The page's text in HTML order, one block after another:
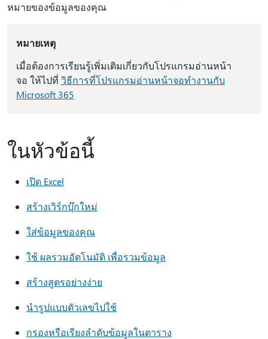
หมายของข้อมูลของคุณ
หมายเหตุ
เมื่อต้องการเรียนรู้เพิ่มเติมเกี่ยวกับโปรแกรมอ่านหน้า
จอ ให้ไปที่ วิธีการที่โปรแกรมอ่านหน้าจอทำงานกับ
Microsoft 365
ในหัวข้อนี้
เปิด Excel
สร้างเวิร์กบุ๊กใหม่
ใส่ข้อมูลของคุณ
ใช้ ผลรวมอัตโนมัติ เพื่อรวมข้อมูล
สร้างสูตรอย่างง่าย
นำรูปแบบตัวเลขไปใช้
กรองหรือเรียงลำดับข้อมูลในตาราง